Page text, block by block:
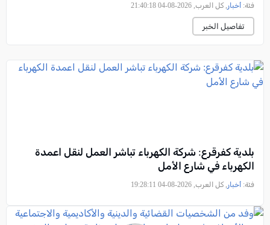
فئة: أخبار , كل العرب, 2026-08-04 21:40:18
تفاصيل الخبر
بلدية كفرقرع: شركة الكهرباء تباشر العمل لنقل اعمدة
الكهرباء في شارع الأمل
فئة: أخبار , كل العرب, 2026-08-04 19:28:11